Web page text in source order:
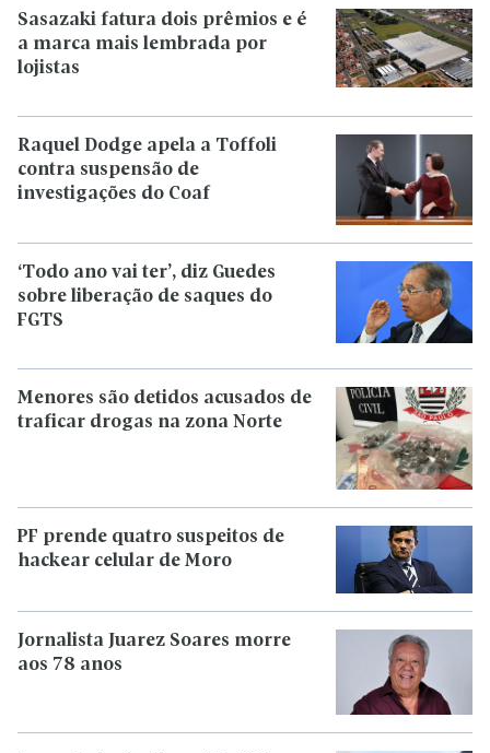
Sasazaki fatura dois prêmios e é
a marca mais lembrada por
lojistas
Raquel Dodge apela a Toffoli
contra suspensão de
investigações do Coaf
‘Todo ano vai ter’, diz Guedes
sobre liberação de saques do
FGTS
Menores são detidos acusados de
traficar drogas na zona Norte
PF prende quatro suspeitos de
hackear celular de Moro
Jornalista Juarez Soares morre
aos 78 anos